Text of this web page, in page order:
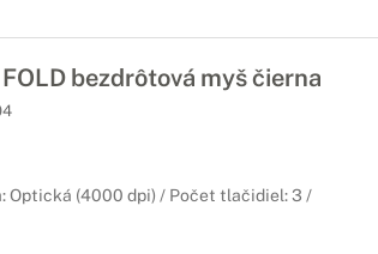
bezdrôtová myš čierna
Optická (4000 dpi) / Počet tlačidiel: 3 /